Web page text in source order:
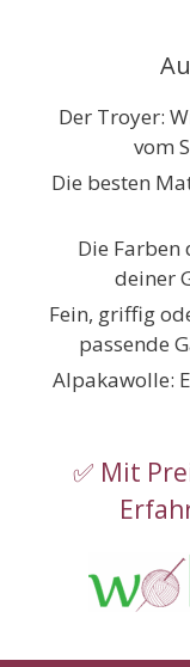
Der Troyer:
vom
Die besten
Die
deiner
Fein, griffig
passende
Alpakawolle:
✅ Mit